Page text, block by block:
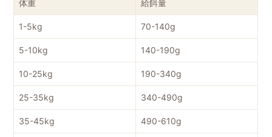
体重 給餌量
1-5kg 70-140g
5-10kg 140-190g
10-25kg 190-340g
25-35kg 340-490g
35-45kg 490-610g